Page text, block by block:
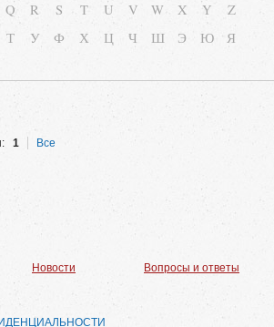
Q R S T U V W X Y
Z
Т У Ф Х Ц Ч Ш Э Ю Я
1 Все
Новости Вопросы и ответы